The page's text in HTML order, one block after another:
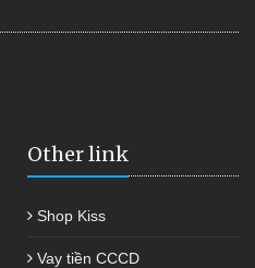
Other link
Shop Kiss
Vay tiền CCCD